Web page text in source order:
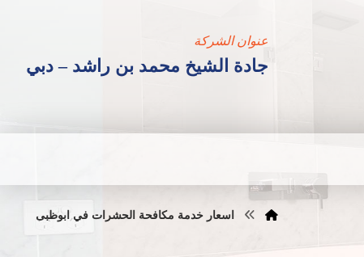
عنوان الشركة
جادة الشيخ محمد بن راشد – دبي
اسعار خدمة مكافحة الحشرات في ابوظبى